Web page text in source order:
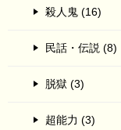
殺人鬼 (16)
民話・伝説 (8)
脱獄 (3)
超能力 (3)